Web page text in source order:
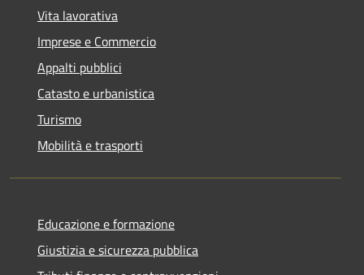
Vita lavorativa
Imprese e Commercio
Appalti pubblici
Catasto e urbanistica
Turismo
Mobilità e trasporti
Educazione e formazione
Giustizia e sicurezza pubblica